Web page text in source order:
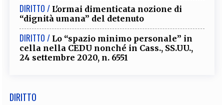
DIRITTO / L'ormai dimenticata nozione di
“dignità umana” del detenuto
DIRITTO / Lo “spazio minimo personale” in
cella nella CEDU nonché in Cass., SS.UU.,
24 settembre 2020, n. 6551
DIRITTO